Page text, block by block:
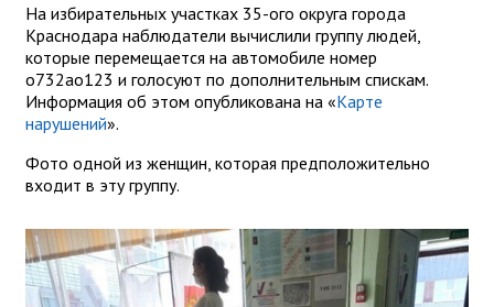
На избирательных участках 35-ого округа города
Краснодара наблюдатели вычислили группу людей,
которые перемещается на автомобиле номер
о732ао123 и голосуют по дополнительным спискам.
Информация об этом опубликована на «Карте
нарушений».
Фото одной из женщин, которая предположительно
входит в эту группу.